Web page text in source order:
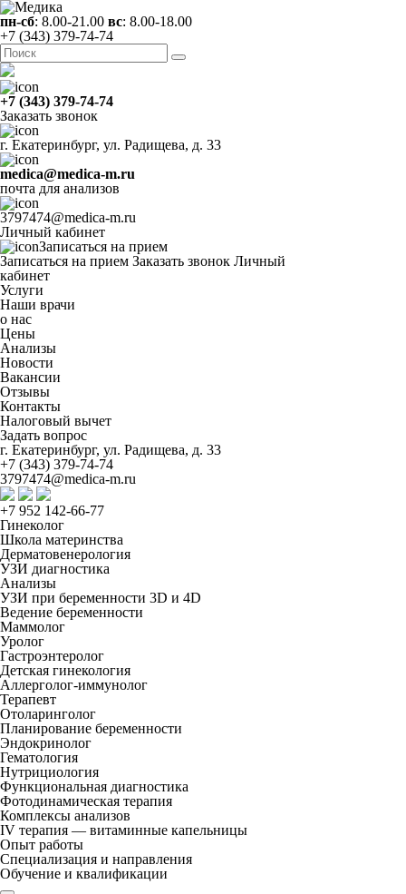
пн-сб: 8.00-21.00 вс: 8.00-18.00
+7 (343) 379-74-74
+7 (343) 379-74-74
Заказать звонок
г. Екатеринбург, ул. Радищева, д. 33
medica@medica-m.ru
почта для анализов
3797474@medica-m.ru
Личный кабинет
Записаться на прием
Записаться на прием Заказать звонок Личный
кабинет
Услуги
Наши врачи
о нас
Цены
Анализы
Новости
Вакансии
Отзывы
Контакты
Налоговый вычет
Задать вопрос
г. Екатеринбург, ул. Радищева, д. 33
+7 (343) 379-74-74
3797474@medica-m.ru
+7 952 142-66-77
Гинеколог
Школа материнства
Дерматовенерология
УЗИ диагностика
Анализы
УЗИ при беременности 3D и 4D
Ведение беременности
Маммолог
Уролог
Гастроэнтеролог
Детская гинекология
Аллерголог-иммунолог
Терапевт
Отоларинголог
Планирование беременности
Эндокринолог
Гематология
Нутрициология
Функциональная диагностика
Фотодинамическая терапия
Комплексы анализов
IV терапия — витаминные капельницы
Опыт работы
Специализация и направления
Обучение и квалификации